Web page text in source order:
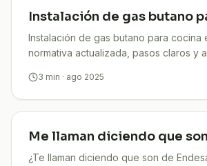
Instalación de gas butano
Instalación de gas butano para cocina
normativa actualizada, pasos claros y
3 min · ago 2025
Me llaman diciendo que
¿Te llaman diciendo que son de